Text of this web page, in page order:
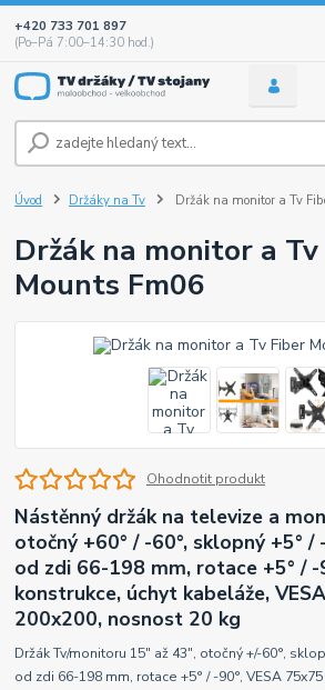
+420 733 701 897
(Po–Pá 7:00–14:30 hod.)
Úvod Držáky na Tv Držák na monitor a Tv
Držák na monitor a
Mounts Fm06
Ohodnotit produkt
Nástěnný držák na televize a
otočný +60° / -60°, sklopný +5° /
od zdi 66-198 mm, rotace +5° / -
konstrukce, úchyt kabeláže,
200x200, nosnost 20 kg
Držák Tv/monitoru 15" až 43", otočný +/-60°,
od zdi 66-198 mm, rotace +5° / -90°, VESA